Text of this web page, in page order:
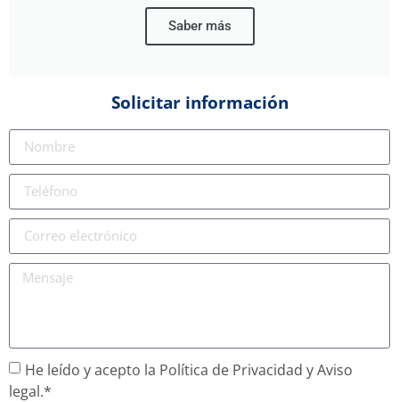
Saber más
Solicitar información
He leído y acepto la Política de Privacidad y Aviso
legal.*